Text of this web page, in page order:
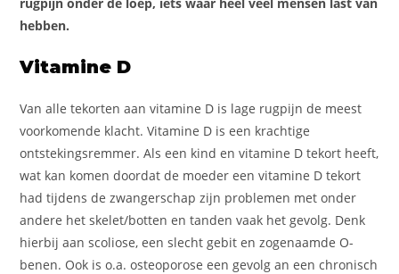
hebben.
Vitamine D
Van alle tekorten aan vitamine D is lage rugpijn de meest
voorkomende klacht. Vitamine D is een krachtige
ontstekingsremmer. Als een kind en vitamine D tekort heeft,
wat kan komen doordat de moeder een vitamine D tekort
had tijdens de zwangerschap zijn problemen met onder
andere het skelet/botten en tanden vaak het gevolg. Denk
hierbij aan scoliose, een slecht gebit en zogenaamde O-
benen. Ook is o.a. osteoporose een gevolg an een chronisch